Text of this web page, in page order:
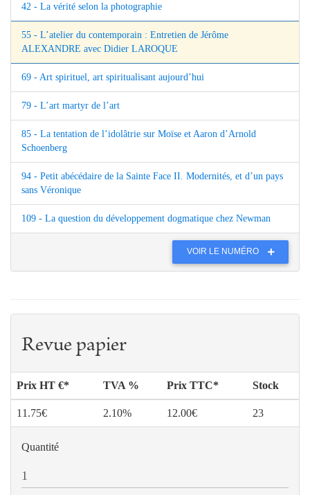
42 - La vérité selon la photographie
55 - L’atelier du contemporain : Entretien de Jérôme
ALEXANDRE avec Didier LAROQUE
69 - Art spirituel, art spiritualisant aujourd’hui
79 - L’art martyr de l’art
85 - La tentation de l’idolâtrie sur Moïse et Aaron d’Arnold
Schoenberg
94 - Petit abécédaire de la Sainte Face II. Modernités, et d’un pays
sans Véronique
109 - La question du développement dogmatique chez Newman
VOIR LE NUMÉRO
Revue papier
Prix HT €* TVA % Prix TTC* Stock
11.75€ 2.10% 12.00€ 23
Quantité